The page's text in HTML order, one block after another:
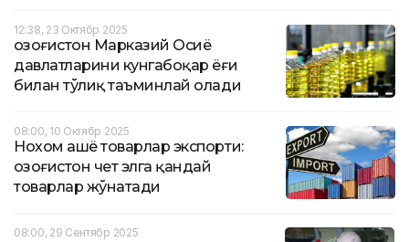
12:38, 23 Октябр 2025
Қозоғистон Марказий Осиё
давлатларини кунгабоқар ёғи
билан тўлиқ таъминлай олади
08:00, 10 Октябр 2025
Нохом ашё товарлар экспорти:
Қозоғистон чет элга қандай
товарлар жўнатади
08:00, 29 Сентябр 2025